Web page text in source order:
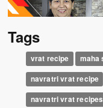
Tags
vrat recipe maha
navratri vrat recipe
navratri vrat recipes